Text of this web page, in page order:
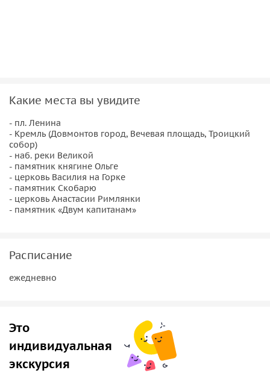
— наб. реки Великой
— памятник княгине Ольге
— церковь Василия на Горке
— памятник Скобарю
— церковь Анастасии Римлянки
— памятник «Двум капитанам».
Какие места вы увидите
- пл. Ленина
- Кремль (Довмонтов город, Вечевая площадь, Троицкий
собор)
- наб. реки Великой
- памятник княгине Ольге
- церковь Василия на Горке
- памятник Скобарю
- церковь Анастасии Римлянки
- памятник «Двум капитанам»
Расписание
ежедневно
Это
индивидуальная
экскурсия